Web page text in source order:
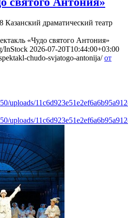
Казанский драматический театр
«Чудо святого Антония»
InStock 2026-07-20T10:44:00+03:00
chudo-svjatogo-antonija/ от
uploads/
uploads/